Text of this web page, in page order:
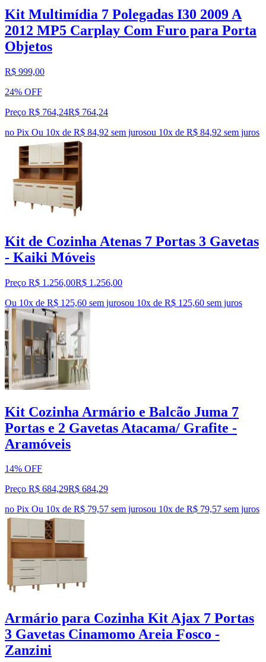
Kit Multimídia 7 Polegadas I30 2009 A
2012 MP5 Carplay Com Furo para Porta
Objetos
R$ 999,00
24% OFF
Preço R$ 764,24R$ 764,24
no Pix Ou 10x de R$ 84,92 sem jurosou 10x de R$ 84,92 sem juros
Kit de Cozinha Atenas 7 Portas 3 Gavetas
- Kaiki Móveis
Preço R$ 1.256,00R$ 1.256,00
Ou 10x de R$ 125,60 sem jurosou 10x de R$ 125,60 sem juros
Kit Cozinha Armário e Balcão Juma 7
Portas e 2 Gavetas Atacama/ Grafite -
Aramóveis
14% OFF
Preço R$ 684,29R$ 684,29
no Pix Ou 10x de R$ 79,57 sem jurosou 10x de R$ 79,57 sem juros
Armário para Cozinha Kit Ajax 7 Portas
3 Gavetas Cinamomo Areia Fosco -
Zanzini